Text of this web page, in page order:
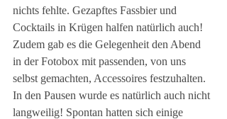
nichts fehlte. Gezapftes Fassbier und
Cocktails in Krügen halfen natürlich auch!
Zudem gab es die Gelegenheit den Abend
in der Fotobox mit passenden, von uns
selbst gemachten, Accessoires festzuhalten.
In den Pausen wurde es natürlich auch nicht
langweilig! Spontan hatten sich einige